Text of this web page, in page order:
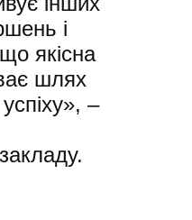
і
якісна
шлях
–